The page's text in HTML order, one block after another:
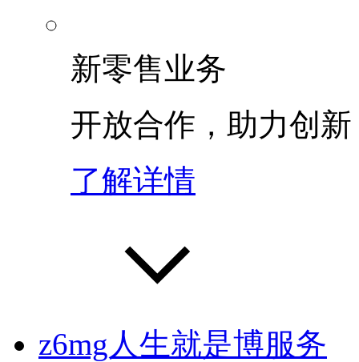
新零售业务
开放合作，助力创新
了解详情
z6mg人生就是博服务